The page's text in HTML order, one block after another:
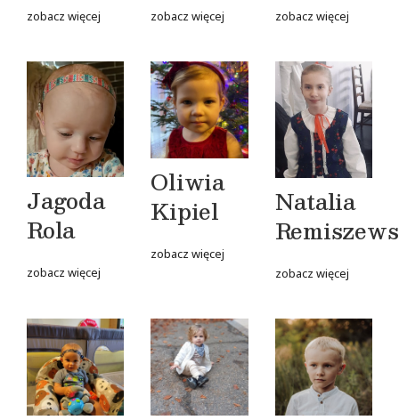
zobacz więcej zobacz więcej zobacz więcej
Jagoda
Rola
zobacz więcej
Oliwia
Kipiel
zobacz więcej
Natalia
zobacz więcej